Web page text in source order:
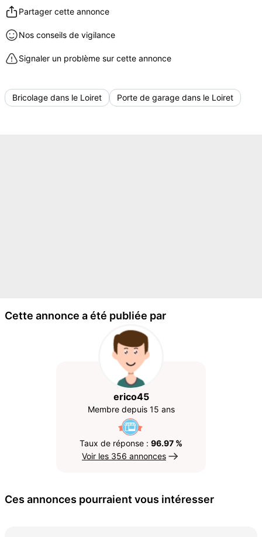
Partager cette annonce
Nos conseils de vigilance
Signaler un problème sur cette annonce
Bricolage dans le Loiret Porte de garage dans le Loiret
Cette annonce a été publiée par
erico45
Membre depuis 15 ans
Taux de réponse : 96.97 %
Voir les 356 annonces
Ces annonces pourraient vous intéresser